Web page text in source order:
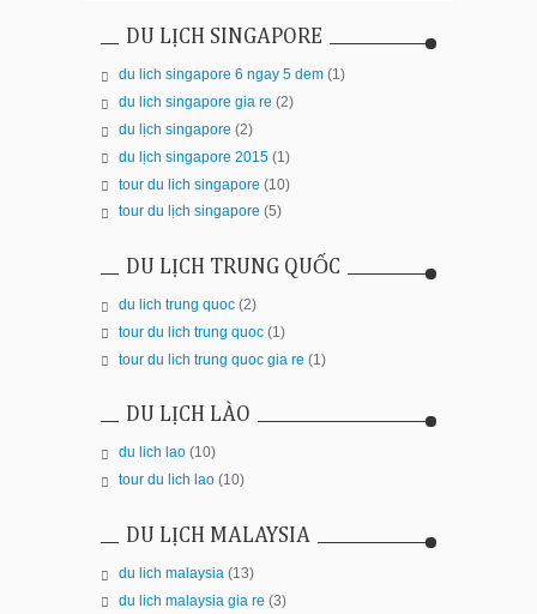
DU LỊCH SINGAPORE
du lich singapore 6 ngay 5 dem (1)
du lich singapore gia re (2)
du lịch singapore (2)
du lịch singapore 2015 (1)
tour du lich singapore (10)
tour du lịch singapore (5)
DU LỊCH TRUNG QUỐC
du lich trung quoc (2)
tour du lich trung quoc (1)
tour du lich trung quoc gia re (1)
DU LỊCH LÀO
du lich lao (10)
tour du lich lao (10)
DU LỊCH MALAYSIA
du lich malaysia (13)
du lich malaysia gia re (3)